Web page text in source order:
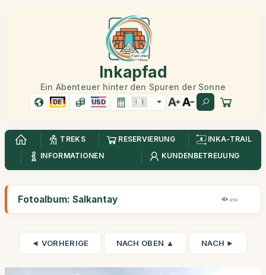
Inkapfad
Ein Abenteuer hinter den Spuren der Sonne
DE USD
TREKS RESERVIERUNG
INKA-TRAIL
INFORMATIONEN
KUNDENBETREUUNG
Fotoalbum: Salkantay 45K
◄ VORHERIGE NACH OBEN ▲ NACH ►